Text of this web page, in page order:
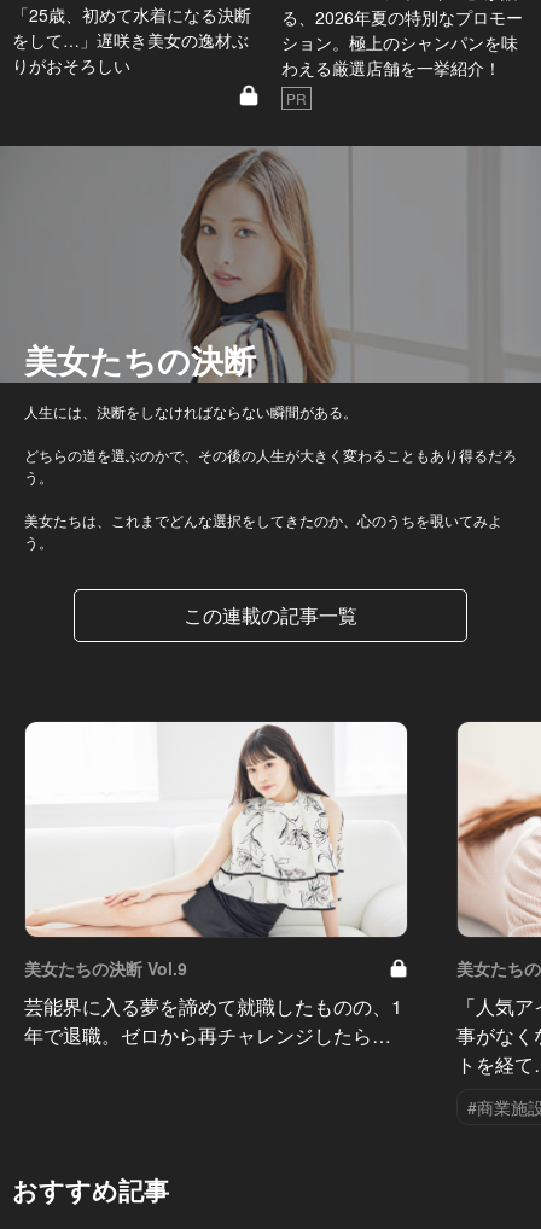
「25歳、初めて水着になる決断
をして…」遅咲き美女の逸材ぶ
りがおそろしい
る、2026年夏の特別なプロモー
ション。極上のシャンパンを味
わえる厳選店舗を一挙紹介！
PR
美女たちの決断
人生には、決断をしなければならない瞬間がある。
どちらの道を選ぶのかで、その後の人生が大きく変わることもあり得るだろ
う。
美女たちは、これまでどんな選択をしてきたのか、心のうちを覗いてみよ
う。
この連載の記事一覧
美女たちの決断 Vol.9
芸能界に入る夢を諦めて就職したものの、1
年で退職。ゼロから再チャレンジしたら…
美女たち
「人気
事がなく
トを経
#商業施
おすすめ記事